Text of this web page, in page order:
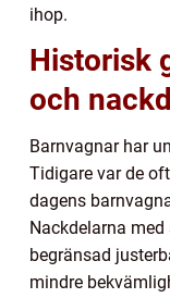
ihop.
Historisk
och
Barnvagnar har
Tidigare var de
dagens
Nackdelarna
begränsad
mindre